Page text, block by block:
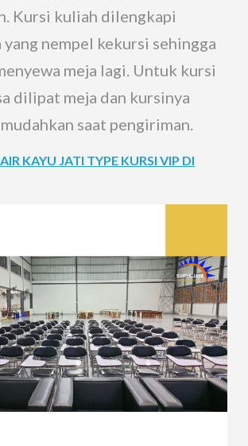
Kursi kuliah dilengkapi
yang nempel kekursi sehingga
meja lagi. Untuk kursi
dilipat meja dan kursinya
saat pengiriman.
KAYU JATI TYPE KURSI VIP DI